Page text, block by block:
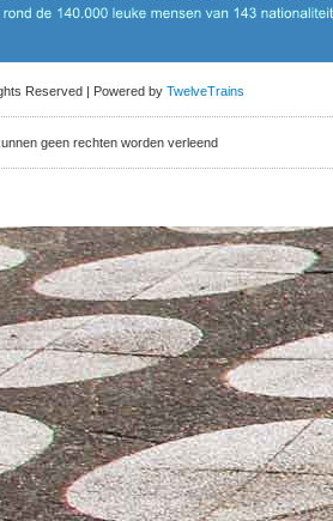
Reserved | Powered by TwelveTrains
geen rechten worden verleend